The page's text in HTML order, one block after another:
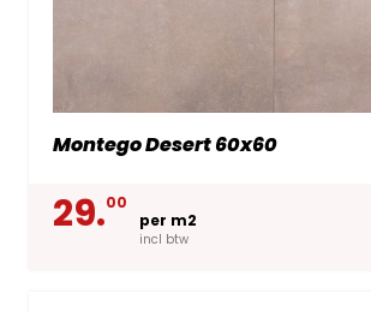
Montego Desert 60x60
29.00
per m2
incl btw